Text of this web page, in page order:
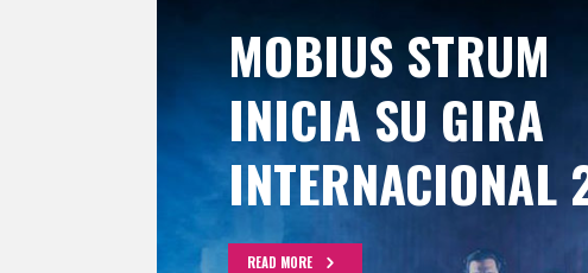
MOBIUS STRUM
INICIA SU GIRA
INTERNACIONAL
READ MORE